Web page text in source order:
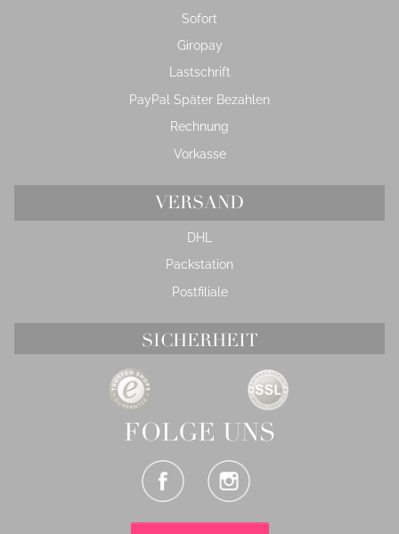
Sofort
Giropay
Lastschrift
PayPal Später Bezahlen
Rechnung
Vorkasse
VERSAND
DHL
Packstation
Postfiliale
SICHERHEIT
FOLGE UNS